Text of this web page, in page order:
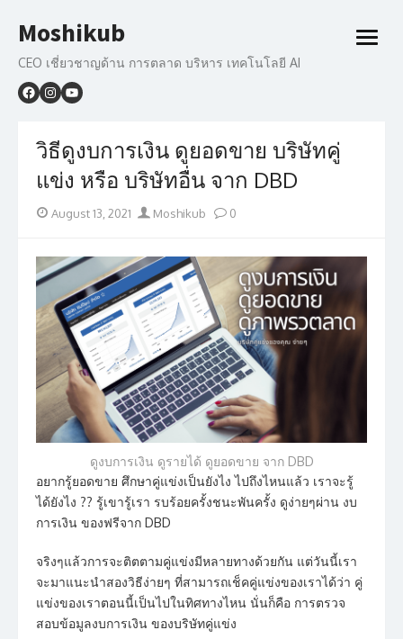
to
Moshikub
CEO เชี่ยวชาญด้าน การตลาด บริหาร เทคโนโลยี AI
open
วิธีดูงบการเงิน ดูยอดขาย บริษัทคู่
แข่ง หรือ บริษัทอื่น จาก DBD
Posted
August 13, 2021 Author
Moshikub 0
ดูงบการเงิน ดูรายได้ ดูยอดขาย จาก DBD
อยากรู้ยอดขาย ศึกษาคู่แข่งเป็นยังไง ไปถึงไหนแล้ว เราจะรู้
ได้ยังไง ?? รู้เขารู้เรา รบร้อยครั้งชนะพันครั้ง ดูง่ายๆผ่าน งบ
การเงิน ของฟรีจาก DBD
จริงๆแล้วการจะติตตามคู่แข่งมีหลายทางด้วยกัน แต่วันนี้เรา
จะมาแนะนำสองวิธีง่ายๆ ที่สามารถเช็คคู่แข่งของเราได้ว่า คู่
แข่งของเราตอนนี้เป็นไปในทิศทางไหน นั่นก็คือ การตรวจ
สอบข้อมูลงบการเงิน ของบริษัทคู่แข่ง